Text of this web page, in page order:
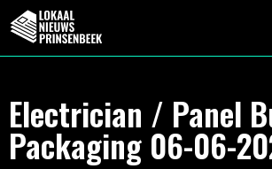
Electrician / Panel
Packaging 06-06-